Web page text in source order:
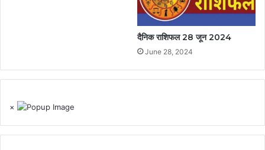
दैनिक राशिफल 28 जून 2024
June 28, 2024
×